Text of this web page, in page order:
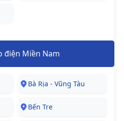
điện Miền Nam
Bà Rịa - Vũng Tàu
Bến Tre